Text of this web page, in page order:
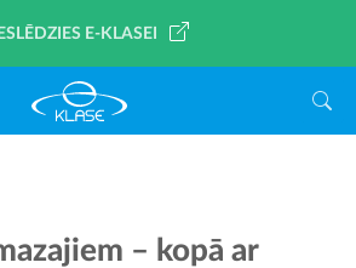
E-KLASEI
– kopā ar